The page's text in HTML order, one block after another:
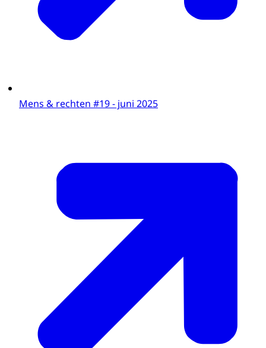
Mens & rechten #19 - juni 2025